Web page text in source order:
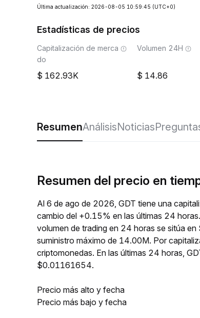
Última actualización: 2026-08-05 10:59:45 (UTC+0)
Estadísticas de precios
Capitalización de merca
do
162.93K
Volumen 24H
14.86
ResumenAnálisisNoticias
Resumen del precio en
Al 6 de ago de 2026, GDT tiene una
cambio del +0.15% en las últimas 24
volumen de trading en 24 horas se sitúa
suministro máximo de 14.00M. Por
criptomonedas. En las últimas 24 horas,
$0.01161654.
Precio más alto y fecha
Precio más bajo y fecha